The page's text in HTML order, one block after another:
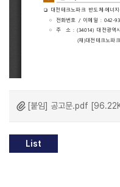
[붙임] 공고문.pdf
List